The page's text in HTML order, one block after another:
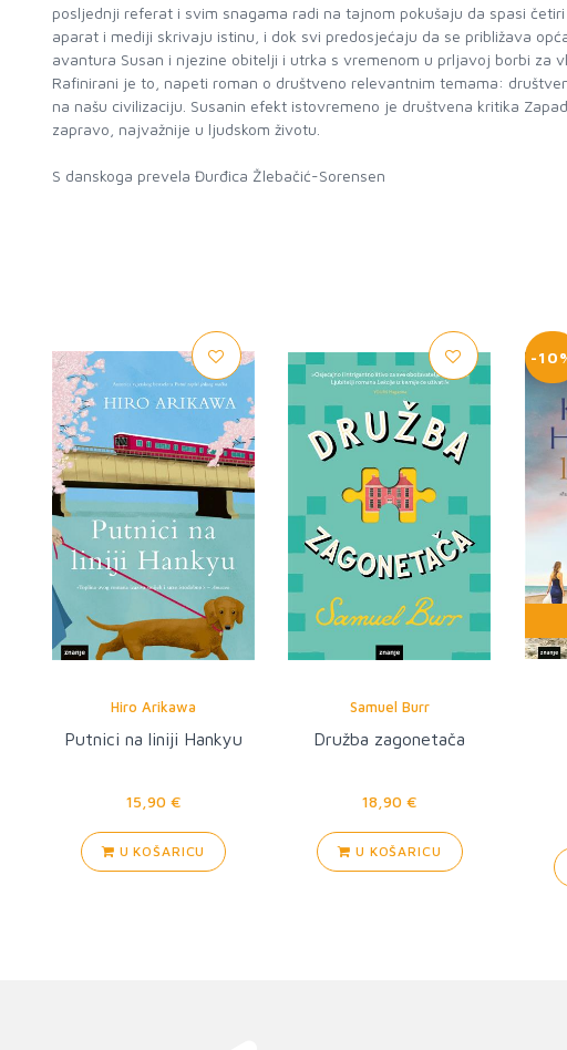
posljednji referat i svim snagama radi na tajnom pokušaju da spasi
aparat i mediji skrivaju istinu, i dok svi predosjećaju da se približava
avantura Susan i njezine obitelji i utrka s vremenom u prljavoj borbi za
Rafinirani je to, napeti roman o društveno relevantnim temama:
na našu civilizaciju. Susanin efekt istovremeno je društvena kritika
zapravo, najvažnije u ljudskom životu.
S danskoga prevela Đurđica Žlebačić-Sorensen
Hiro Arikawa
Putnici na liniji Hankyu
15,90 €
U KOŠARICU
Samuel Burr
Družba zagonetača
18,90 €
U KOŠARICU
-